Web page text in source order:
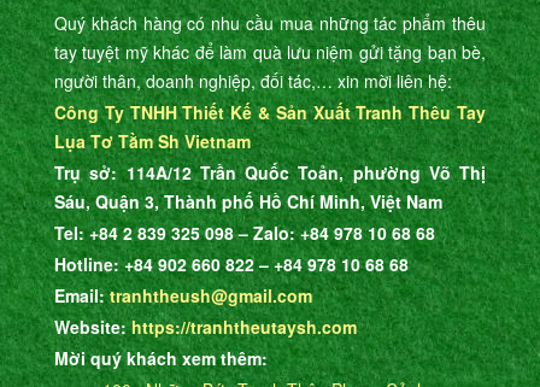
Quý khách hàng có nhu cầu mua những tác phẩm thêu
tay tuyệt mỹ khác để làm quà lưu niệm gửi tặng bạn bè,
người thân, doanh nghiệp, đối tác,… xin mời liên hệ:
Công Ty TNHH Thiết Kế & Sản Xuất Tranh Thêu Tay
Lụa Tơ Tằm Sh Vietnam
Trụ sở: 114A/12 Trần Quốc Toản, phường Võ Thị
Sáu, Quận 3, Thành phố Hồ Chí Minh, Việt Nam
Tel: +84 2 839 325 098 – Zalo: +84 978 10 68 68
Hotline: +84 902 660 822 – +84 978 10 68 68
Email:tranhtheush@gmail.com
Website:https://tranhtheutaysh.com
Mời quý khách xem thêm: